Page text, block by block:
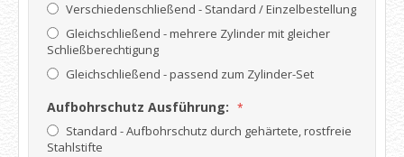
Verschiedenschließend - Standard / Einzelbestellung
Gleichschließend - mehrere Zylinder mit gleicher
Schließberechtigung
Gleichschließend - passend zum Zylinder-Set
Aufbohrschutz Ausführung:
Standard - Aufbohrschutz durch gehärtete, rostfreie
Stahlstifte